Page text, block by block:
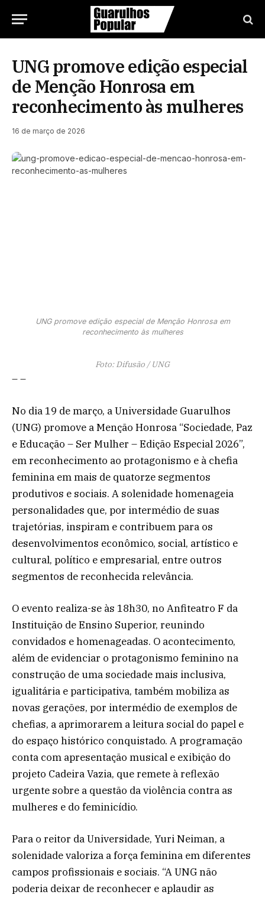
UNG promove edição especial
de Menção Honrosa em
reconhecimento às mulheres
16 de março de 2026
UNG promove edição especial de Menção Honrosa em
reconhecimento às mulheres
Foto: Difusão / UNG
– –
No dia 19 de março, a Universidade Guarulhos
(UNG) promove a Menção Honrosa “Sociedade, Paz
e Educação – Ser Mulher – Edição Especial 2026”,
em reconhecimento ao protagonismo e à chefia
feminina em mais de quatorze segmentos
produtivos e sociais. A solenidade homenageia
personalidades que, por intermédio de suas
trajetórias, inspiram e contribuem para os
desenvolvimentos econômico, social, artístico e
cultural, político e empresarial, entre outros
segmentos de reconhecida relevância.
O evento realiza-se às 18h30, no Anfiteatro F da
Instituição de Ensino Superior, reunindo
convidados e homenageadas. O acontecimento,
além de evidenciar o protagonismo feminino na
construção de uma sociedade mais inclusiva,
igualitária e participativa, também mobiliza as
novas gerações, por intermédio de exemplos de
chefias, a aprimorarem a leitura social do papel e
do espaço histórico conquistado. A programação
conta com apresentação musical e exibição do
projeto Cadeira Vazia, que remete à reflexão
urgente sobre a questão da violência contra as
mulheres e do feminicídio.
Para o reitor da Universidade, Yuri Neiman, a
solenidade valoriza a força feminina em diferentes
campos profissionais e sociais. “A UNG não
poderia deixar de reconhecer e aplaudir as